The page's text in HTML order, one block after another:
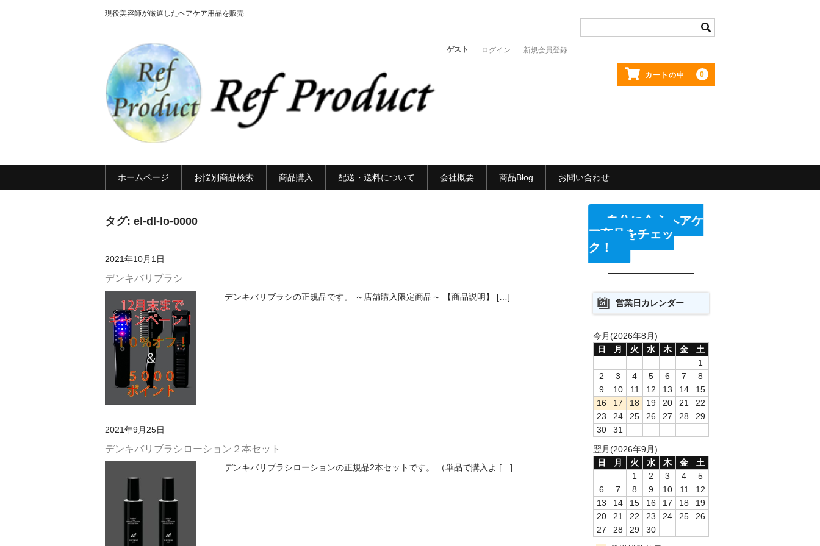
現役美容師が厳選したヘアケア用品を販売
ゲスト ログイン 新規会員登録
カートの中 0
ホームページ お悩別商品検索 商品購入 配送・送料について 会社概要 商品Blog お問い合わせ
タグ: el-dl-lo-0000
2021年10月1日
デンキバリブラシ
デンキバリブラシの正規品です。 ～店舗購入限定商品～ 【商品説明】 […]
2021年9月25日
デンキバリブラシローション２本セット
デンキバリブラシローションの正規品2本セットです。 （単品で購入よ […]
自分に合うヘアケ
ア商品をチェッ
ク！
営業日カレンダー
今月(2026年8月)
日
月 火 水 木 金
土
1
2
3 4 5 6 7
8
9
10 11 12 13 14
15
16
17 18 19 20 21
22
23
24 25 26 27 28
29
30
31
翌月(2026年9月)
日
月 火 水 木 金
土
1
2 3 4
5
6
7 8 9 10 11
12
13
14 15 16 17 18
19
20
21 22 23 24 25
26
27
28 29
30